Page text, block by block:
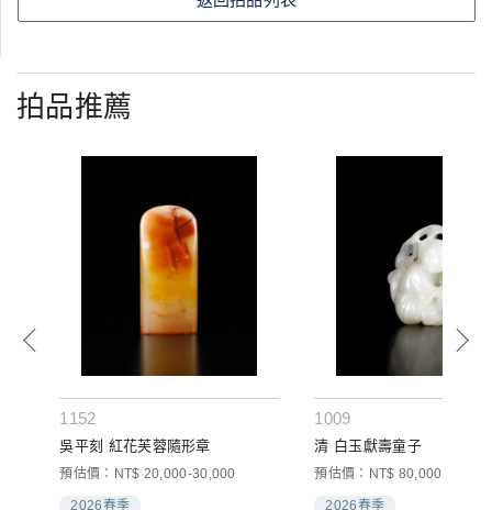
拍品推薦
1152
吳平刻 紅花芙蓉隨形章
預估價：NT$ 20,000-30,000
2026春季
1009
清 白玉獻壽童子
預估價：NT$ 80,000-
2026春季